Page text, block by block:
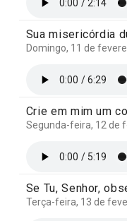
Sua misericórdia
Domingo, 11 de
Crie em mim um
Segunda-feira, 12 de
Se Tu, Senhor,
Terça-feira, 13 de